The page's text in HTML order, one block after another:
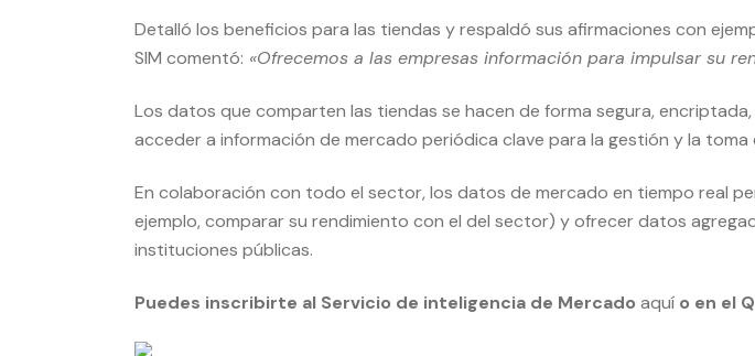
Detalló los beneficios para las tiendas y respaldó sus afirmaciones con
SIM comentó: «Ofrecemos a las empresas información para impulsar su
Los datos que comparten las tiendas se hacen de forma segura,
acceder a información de mercado periódica clave para la gestión y la toma
En colaboración con todo el sector, los datos de mercado en tiempo real
ejemplo, comparar su rendimiento con el del sector) y ofrecer datos
instituciones públicas.
Puedes inscribirte al Servicio de inteligencia de Mercado aquí o en el